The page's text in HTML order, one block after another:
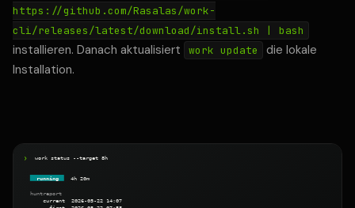
https://github.com/Rasalas/work-
cli/releases/latest/download/install.sh | bash
installieren. Danach aktualisiert work update
die lokale
Installation.